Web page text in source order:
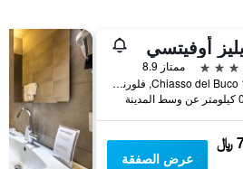
أوفيتسي
ممتاز 8.9
Chiasso del Buco 16, فلورنس, توسكانا, إيطاليا
عرض الصفقة